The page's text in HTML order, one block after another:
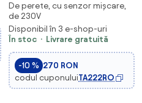
perete exterior cu senzor
NAVEDO 1xE27/60W/230V
De perete, cu senzor mișcare,
de 230V
Disponibil în 3 e-shop-uri
În stoc
Livrare gratuită
-10 % 270 RON
codul cuponuluiTA222RO